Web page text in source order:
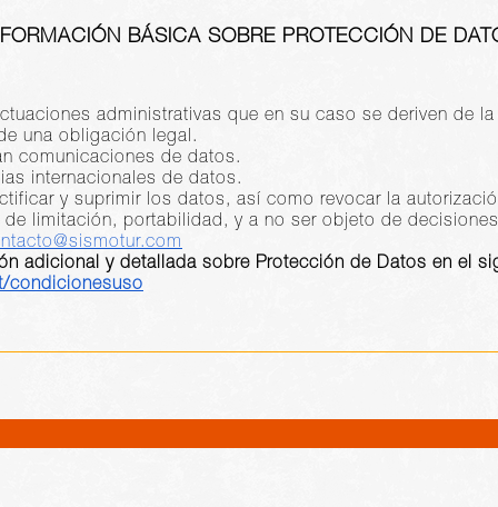
BÁSICA SOBRE PROTECCIÓN DE
administrativas que en su caso se deriven de
una obligación legal.
comunicaciones de datos.
internacionales de datos.
y suprimir los datos, así como revocar la
limitación, portabilidad, y a no ser objeto de
adicional y detallada sobre Protección de Datos en el
condicionesuso